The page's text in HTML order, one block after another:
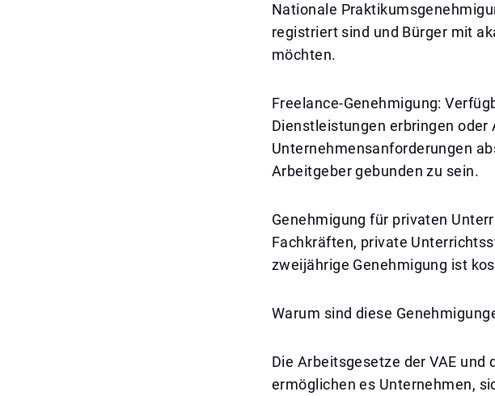
Nationale
registriert sind und Bürger mit
möchten.
Freelance-Genehmigung:
Dienstleistungen erbringen
Unternehmensanforderungen
Arbeitgeber gebunden zu sein.
Genehmigung für privaten
Fachkräften, private
zweijährige Genehmigung ist
Warum sind diese
Die Arbeitsgesetze der VAE
ermöglichen es Unternehmen,